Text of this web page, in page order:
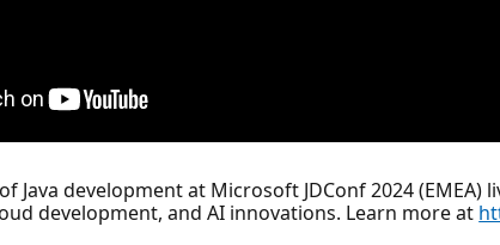
Java development at Microsoft JDConf 2024
development, and AI innovations. Learn more at